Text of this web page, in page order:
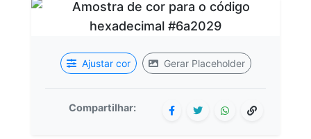
Ajustar cor Gerar Placeholder
Compartilhar: